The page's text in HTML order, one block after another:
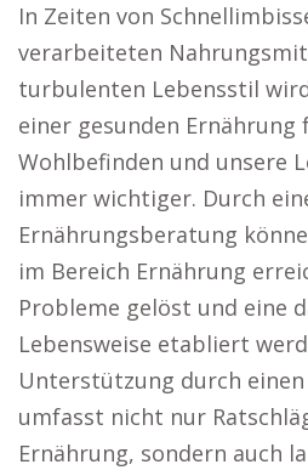
In Zeiten von
verarbeiteten
turbulenten Lebensstil
einer gesunden Ernährung
Wohlbefinden und unsere
immer wichtiger. Durch
Ernährungsberatung
im Bereich Ernährung
Probleme gelöst und eine
Lebensweise etabliert
Unterstützung durch
umfasst nicht nur
Ernährung, sondern auch